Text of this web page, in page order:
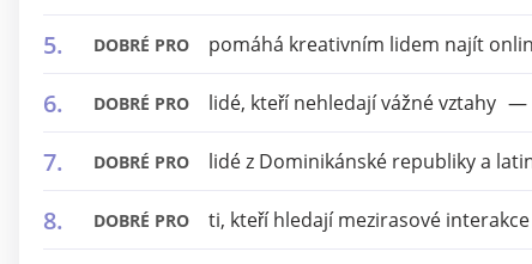
DOBRÉ PRO pomáhá kreativním lidem najít
DOBRÉ PRO lidé, kteří nehledají vážné vztahy
DOBRÉ PRO lidé z Dominikánské republiky a
DOBRÉ PRO ti, kteří hledají mezirasové interakce